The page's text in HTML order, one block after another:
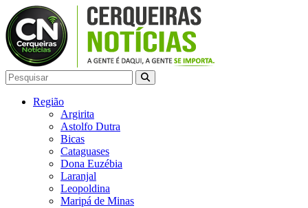
Região
Argirita
Astolfo Dutra
Bicas
Cataguases
Dona Euzébia
Laranjal
Leopoldina
Maripá de Minas